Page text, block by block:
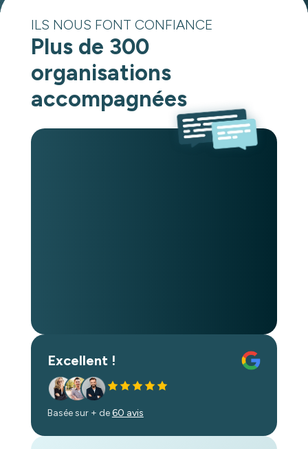
ILS NOUS FONT CONFIANCE
Plus de 300
organisations
accompagnées
Excellent !
Basée sur + de60 avis